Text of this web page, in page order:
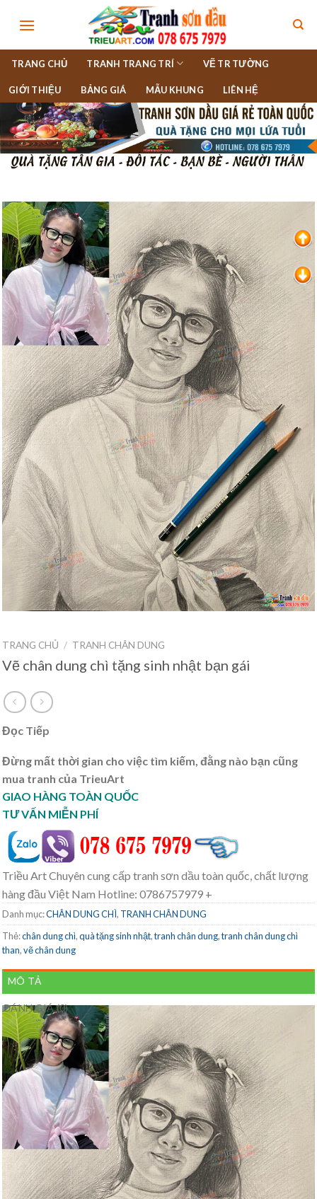
TRANG CHỦ TRANH TRANG TRÍ VẼ TR TƯỜNG
GIỚI THIỆU BẢNG GIÁ MẪU KHUNG LIÊN HỆ
TRANG CHỦ / TRANH CHÂN DUNG
Vẽ chân dung chì tặng sinh nhật bạn gái
Đọc Tiếp
Đừng mất thời gian cho việc tìm kiếm, đằng nào bạn cũng
mua tranh của TrieuArt
GIAO HÀNG TOÀN QUỐC
TƯ VẤN MIỄN PHÍ
Triều Art Chuyên cung cấp tranh sơn dầu toàn quốc, chất lượng
hàng đầu Việt Nam Hotline: 0786757979 +
Danh mục:CHÂN DUNG CHÌ, TRANH CHÂN DUNG
Thẻ:chân dung chì,quà tặng sinh nhật,tranh chân dung,tranh chân dung chì
than,vẽ chân dung
MÔ TẢ
ĐÁNH GIÁ (0)